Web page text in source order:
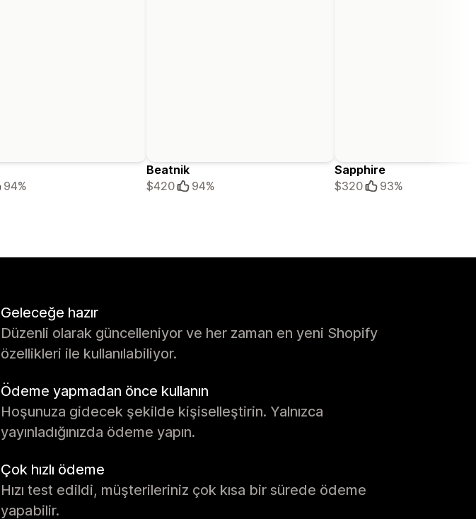
94%
Beatnik
$420
94%
Sapphire
$320
93%
Geleceğe hazır
Düzenli olarak güncelleniyor ve her zaman en yeni Shopify
özellikleri ile kullanılabiliyor.
Ödeme yapmadan önce kullanın
Hoşunuza gidecek şekilde kişiselleştirin. Yalnızca
yayınladığınızda ödeme yapın.
Çok hızlı ödeme
Hızı test edildi, müşterileriniz çok kısa bir sürede ödeme
yapabilir.